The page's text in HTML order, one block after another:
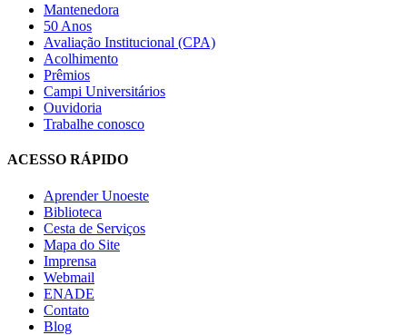
Mantenedora
50 Anos
Avaliação Institucional (CPA)
Acolhimento
Prêmios
Campi Universitários
Ouvidoria
Trabalhe conosco
ACESSO RÁPIDO
Aprender Unoeste
Biblioteca
Cesta de Serviços
Mapa do Site
Imprensa
Webmail
ENADE
Contato
Blog